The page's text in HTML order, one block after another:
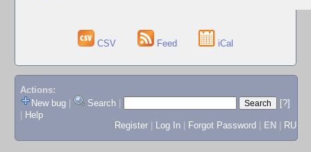
CSV Feed iCal
Actions:
New bug
Search
[?]
Help
Register
Log In Forgot Password EN RU